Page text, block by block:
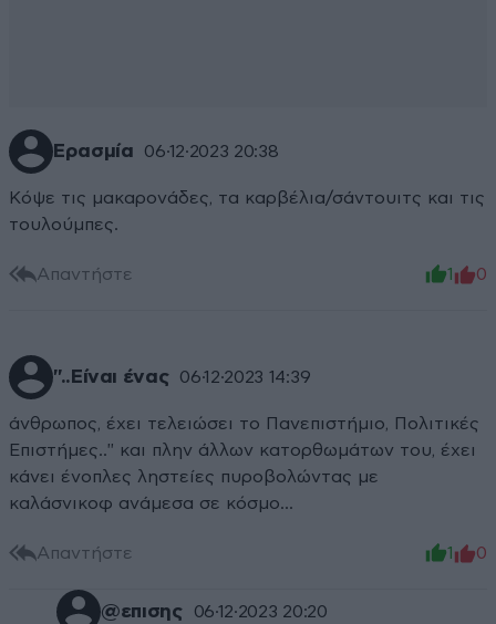
Ερασμία 06·12·2023 20:38
Κόψε τις μακαρονάδες, τα καρβέλια/σάντουιτς και τις
τουλούμπες.
Απαντήστε 1 0
"..Είναι ένας 06·12·2023 14:39
άνθρωπος, έχει τελειώσει το Πανεπιστήμιο, Πολιτικές
Επιστήμες.." και πλην άλλων κατορθωμάτων του, έχει
κάνει ένοπλες ληστείες πυροβολώντας με
καλάσνικοφ ανάμεσα σε κόσμο...
Απαντήστε 1 0
@επισης 06·12·2023 20:20